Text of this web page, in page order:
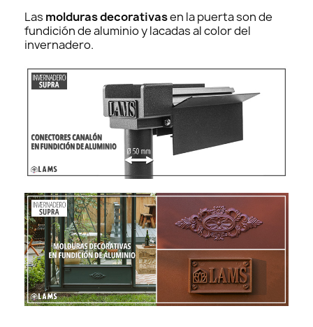
Las molduras decorativasen la puerta son de
fundición de aluminio y lacadas al color del
invernadero.